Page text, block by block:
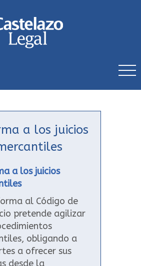
a los juicios
a los juicios
al Código de
pretende agilizar
obligando a
a ofrecer sus
desde la